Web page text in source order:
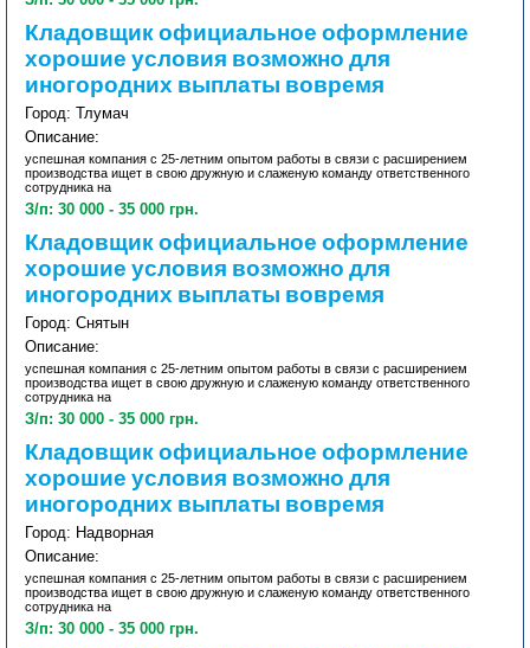
Кладовщик официальное оформление
хорошие условия возможно для
иногородних выплаты вовремя
Город: Тлумач
Описание:
успешная компания с 25-летним опытом работы в связи с расширением
производства ищет в свою дружную и слаженую команду ответственного
сотрудника на
З/п: 30 000 - 35 000 грн.
Кладовщик официальное оформление
хорошие условия возможно для
иногородних выплаты вовремя
Город: Снятын
Описание:
успешная компания с 25-летним опытом работы в связи с расширением
производства ищет в свою дружную и слаженую команду ответственного
сотрудника на
З/п: 30 000 - 35 000 грн.
Кладовщик официальное оформление
хорошие условия возможно для
иногородних выплаты вовремя
Город: Надворная
Описание:
успешная компания с 25-летним опытом работы в связи с расширением
производства ищет в свою дружную и слаженую команду ответственного
сотрудника на
З/п: 30 000 - 35 000 грн.